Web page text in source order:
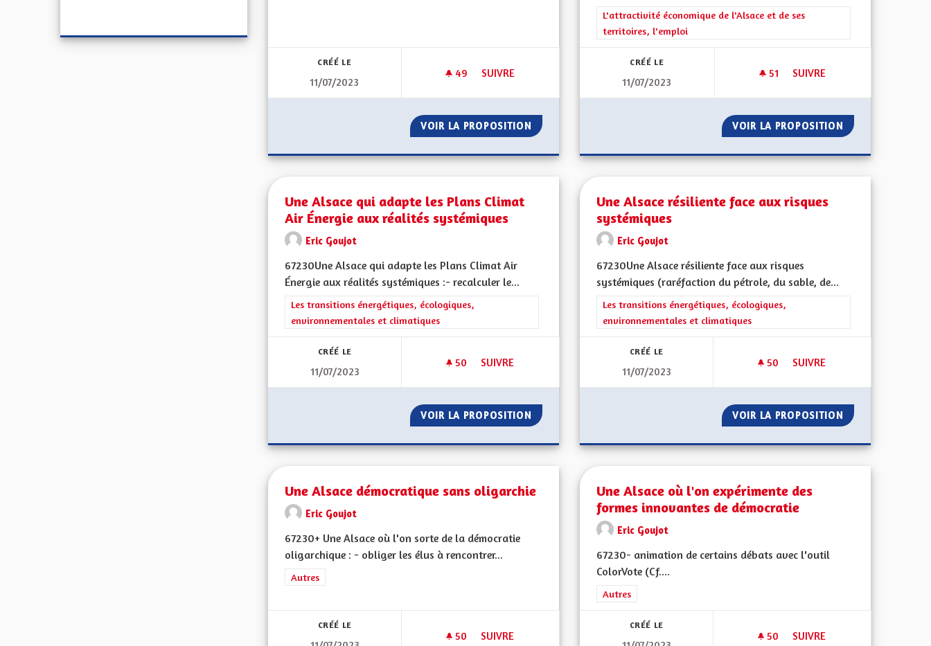
CRÉÉ LE
11/07/2023
49 49 ABONNÉS
SUIVRE
RENDRE LA LANGUE VISIBLE ET AUDIBLE
VOIR LA PROPOSITION RENDRE LA LANGUE VISIBLE ET AUDIBLE
Filtrer les résultats de la catégorie : L'attractivité économique de l'Alsace
L'attractivité économique de l'Alsace et de ses
territoires, l'emploi
CRÉÉ LE
11/07/2023
51 51 ABONNÉS
SUIVRE
VOIR LA PROPOSITION ALSACE
Une Alsace qui adapte les Plans Climat
Air Énergie aux réalités systémiques
Eric Goujot
67230Une Alsace qui adapte les Plans Climat Air
Énergie aux réalités systémiques :- recalculer le...
Filtrer les résultats de la catégorie : Les transitions énergétiques, écologiques, environnementales et climatiques
Les transitions énergétiques, écologiques,
environnementales et climatiques
CRÉÉ LE
11/07/2023
50 50 ABONNÉS
SUIVRE
UNE ALSACE QUI ADAPTE LES PLANS CLIMAT AIR ÉNERGIE AUX RÉALITÉS SYSTÉMIQUES
VOIR LA PROPOSITION UNE ALSACE QUI ADAPTE LES PLANS CLIMAT AIR ÉNERGIE AUX RÉALITÉS
Une Alsace résiliente face aux risques
systémiques
Eric Goujot
67230Une Alsace résiliente face aux risques
systémiques (raréfaction du pétrole, du sable, de...
Filtrer les résultats de la catégorie : Les transitions énergétiques,
Les transitions énergétiques, écologiques,
environnementales et climatiques
CRÉÉ LE
11/07/2023
50 50 ABONNÉS
SUIVRE
VOIR LA PROPOSITION UNE ALSACE
Une Alsace démocratique sans oligarchie
Eric Goujot
67230+ Une Alsace où l'on sorte de la démocratie
oligarchique : - obliger les élus à rencontrer...
Filtrer les résultats de la catégorie : Autres
Autres
CRÉÉ LE
50 50 ABONNÉS
SUIVRE
Une Alsace où l'on expérimente des
formes innovantes de démocratie
Eric Goujot
67230- animation de certains débats avec l'outil
ColorVote (Cf....
Filtrer les résultats de la catégorie : Autres
Autres
CRÉÉ LE
50 50 ABONNÉS
SUIVRE